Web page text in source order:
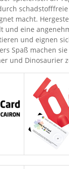
macht.
und eine
und eignen
Spaß machen
und Dinosaurier